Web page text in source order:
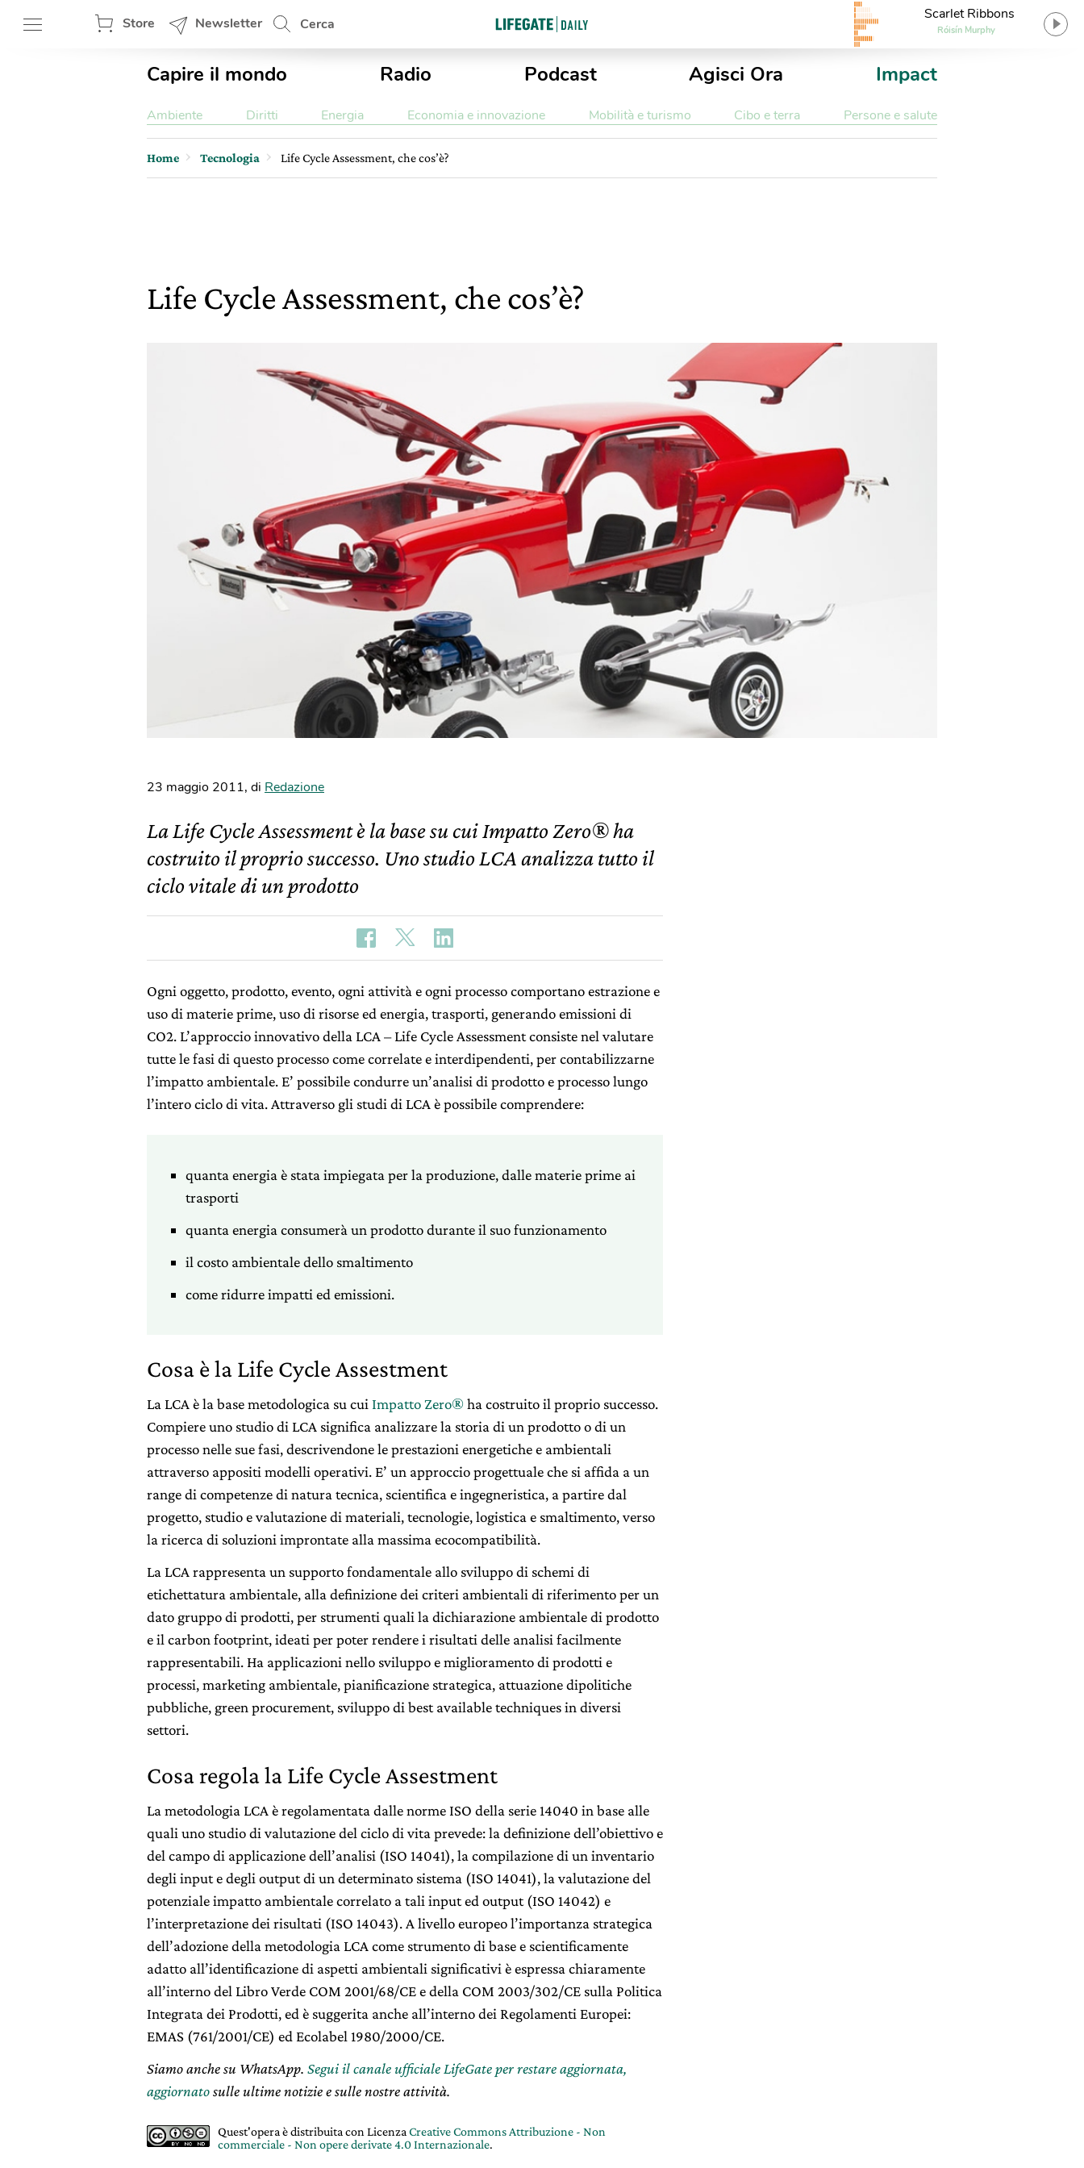
Store Newsletter Cerca
Scarlet Ribbons
Róisín Murphy
Capire il mondo Radio Podcast Agisci Ora Impact
Ambiente Diritti Energia Economia e innovazione Mobilità e turismo Cibo e terra Persone e salute
Home Tecnologia Life Cycle Assessment, che cos’è?
Life Cycle Assessment, che cos’è?
23 maggio 2011, di Redazione
La Life Cycle Assessment è la base su cui Impatto Zero® ha
costruito il proprio successo. Uno studio LCA analizza tutto il
ciclo vitale di un prodotto
Ogni oggetto, prodotto, evento, ogni attività e ogni processo comportano estrazione e
uso di materie prime, uso di risorse ed energia, trasporti, generando emissioni di
CO2. L’approccio innovativo della LCA – Life Cycle Assessment consiste nel valutare
tutte le fasi di questo processo come correlate e interdipendenti, per contabilizzarne
l’impatto ambientale. E’ possibile condurre un’analisi di prodotto e processo lungo
l’intero ciclo di vita. Attraverso gli studi di LCA è possibile comprendere:
quanta energia è stata impiegata per la produzione, dalle materie prime ai
trasporti
quanta energia consumerà un prodotto durante il suo funzionamento
il costo ambientale dello smaltimento
come ridurre impatti ed emissioni.
Cosa è la Life Cycle Assestment
La LCA è la base metodologica su cui Impatto Zero® ha costruito il proprio successo.
Compiere uno studio di LCA significa analizzare la storia di un prodotto o di un
processo nelle sue fasi, descrivendone le prestazioni energetiche e ambientali
attraverso appositi modelli operativi. E’ un approccio progettuale che si affida a un
range di competenze di natura tecnica, scientifica e ingegneristica, a partire dal
progetto, studio e valutazione di materiali, tecnologie, logistica e smaltimento, verso
la ricerca di soluzioni improntate alla massima ecocompatibilità.
La LCA rappresenta un supporto fondamentale allo sviluppo di schemi di
etichettatura ambientale, alla definizione dei criteri ambientali di riferimento per un
dato gruppo di prodotti, per strumenti quali la dichiarazione ambientale di prodotto
e il carbon footprint, ideati per poter rendere i risultati delle analisi facilmente
rappresentabili. Ha applicazioni nello sviluppo e miglioramento di prodotti e
processi, marketing ambientale, pianificazione strategica, attuazione dipolitiche
pubbliche, green procurement, sviluppo di best available techniques in diversi
settori.
Cosa regola la Life Cycle Assestment
La metodologia LCA è regolamentata dalle norme ISO della serie 14040 in base alle
quali uno studio di valutazione del ciclo di vita prevede: la definizione dell’obiettivo e
del campo di applicazione dell’analisi (ISO 14041), la compilazione di un inventario
degli input e degli output di un determinato sistema (ISO 14041), la valutazione del
potenziale impatto ambientale correlato a tali input ed output (ISO 14042) e
l’interpretazione dei risultati (ISO 14043). A livello europeo l’importanza strategica
dell’adozione della metodologia LCA come strumento di base e scientificamente
adatto all’identificazione di aspetti ambientali significativi è espressa chiaramente
all’interno del Libro Verde COM 2001/68/CE e della COM 2003/302/CE sulla Politica
Integrata dei Prodotti, ed è suggerita anche all’interno dei Regolamenti Europei:
EMAS (761/2001/CE) ed Ecolabel 1980/2000/CE.
Siamo anche su WhatsApp. Segui il canale ufficiale LifeGate per restare aggiornata,
aggiornatosulle ultime notizie e sulle nostre attività.
Quest'opera è distribuita con Licenza Creative Commons Attribuzione - Non
commerciale - Non opere derivate 4.0 Internazionale.